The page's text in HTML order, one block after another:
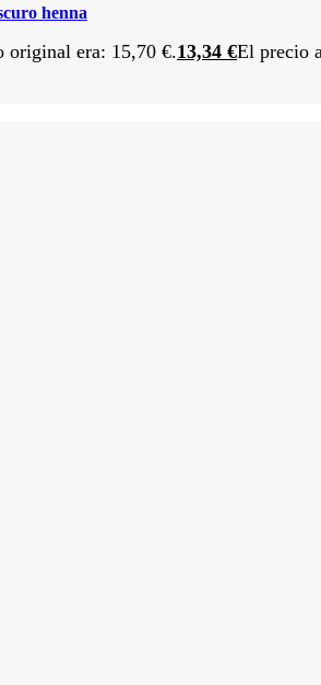
henna
original era: 15,70 €.13,34 €El precio